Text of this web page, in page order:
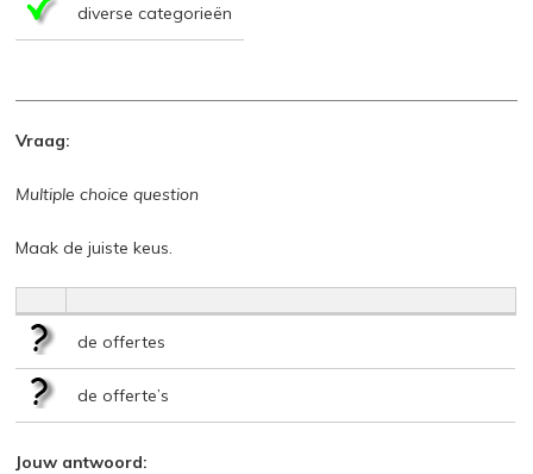
diverse categorieën
Vraag:
Multiple choice question
Maak de juiste keus.
de offertes
de offerte’s
Jouw antwoord: